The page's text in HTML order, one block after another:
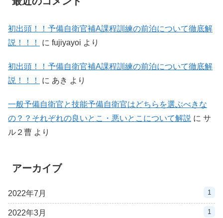
初出頭！！予備自衛官補A課程訓練の前泊について徹底解
説！！！
に fujiyayoi より
初出頭！！予備自衛官補A課程訓練の前泊について徹底解
説！！！
に あき より
一般予備自衛官と技能予備自衛官はどちらを選ぶべきな
の？？それぞれの良いとこ・悪いとこについて解説 に サ
ル２曹 より
アーカイブ
2022年7月 1
2022年3月 1